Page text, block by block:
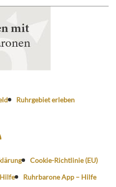
Ruhrgebiet erleben
Cookie-Richtlinie (EU)
Ruhrbarone App – Hilfe